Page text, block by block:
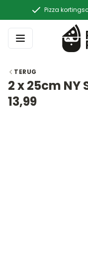
Pizza
TERUG
2 x 25cm NY
13,99